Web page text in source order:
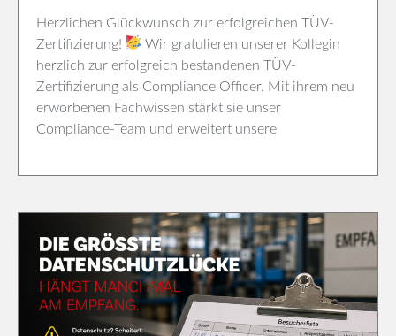
Herzlichen Glückwunsch zur erfolgreichen TÜV-
Zertifizierung!
Wir gratulieren unserer Kollegin
herzlich zur erfolgreich bestandenen TÜV-
Zertifizierung als Compliance Officer. Mit ihrem neu
erworbenen Fachwissen stärkt sie unser
Compliance-Team und erweitert unsere